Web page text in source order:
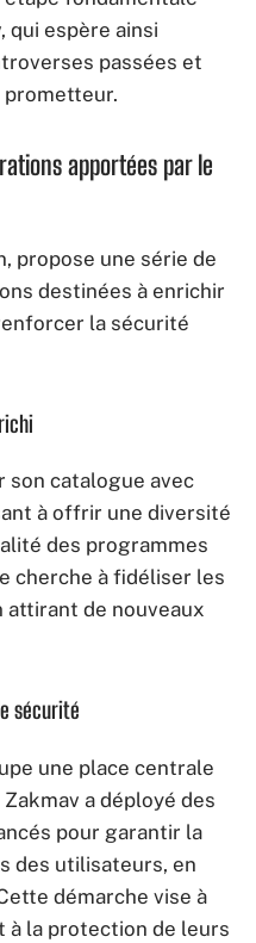
qui espère ainsi
passées et
prometteur.
apportées par le
propose une série de
destinées à enrichir
la sécurité
son catalogue avec
à offrir une diversité
des programmes
cherche à fidéliser les
de nouveaux
sécurité
une place centrale
a déployé des
pour garantir la
des utilisateurs, en
démarche vise à
à la protection de leurs